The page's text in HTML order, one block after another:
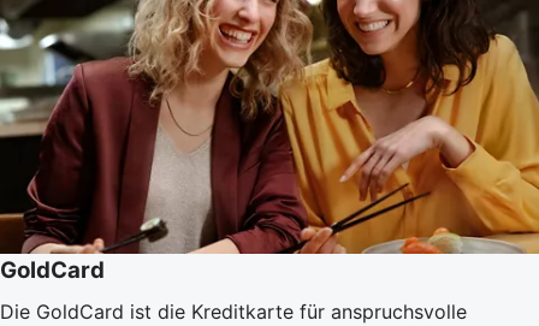
GoldCard
Die GoldCard ist die Kreditkarte für anspruchsvolle